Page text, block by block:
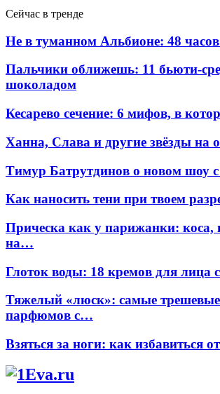
Сейчас в тренде
Не в туманном Альбионе: 48
Пальчики оближешь: 11 бьюти-
шоколадом
Кесарево сечение: 6 мифов, в
Ханна, Слава и другие звёзды на
Тимур Батрутдинов о новом шоу
Как наносить тени при твоем
Прическа как у парижанки:
на…
Глоток воды: 18 кремов для лица
Тяжелый «люск»: самые
парфюмов с…
Взяться за ноги: как избавиться